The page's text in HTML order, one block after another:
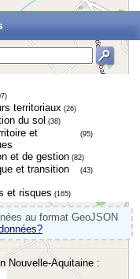
territoriaux (26)
du sol (38)
et
(95)
et de gestion (82)
et transition
(43)
et risques (165)
au format GeoJSON
Nouvelle-Aquitaine :